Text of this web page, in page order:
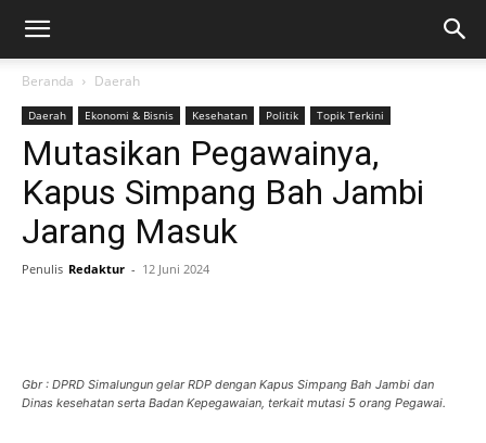
Beranda Daerah
Daerah Ekonomi & Bisnis Kesehatan Politik Topik Terkini
Mutasikan Pegawainya,
Kapus Simpang Bah Jambi
Jarang Masuk
Penulis Redaktur - 12 Juni 2024
Gbr : DPRD Simalungun gelar RDP dengan Kapus Simpang Bah Jambi dan
Dinas kesehatan serta Badan Kepegawaian, terkait mutasi 5 orang Pegawai.